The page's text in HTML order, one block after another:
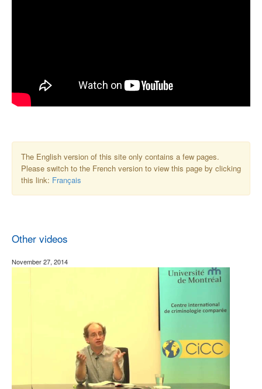
The English version of this site only contains a few pages.
Please switch to the French version to view this page by clicking
this link: Français
Other videos
November 27, 2014